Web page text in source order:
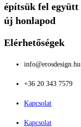
építsük fel együtt
új honlapod
Elérhetőségek
info@erosdesign.hu
+36 20 343 7579
Kapcsolat
Kapcsolat